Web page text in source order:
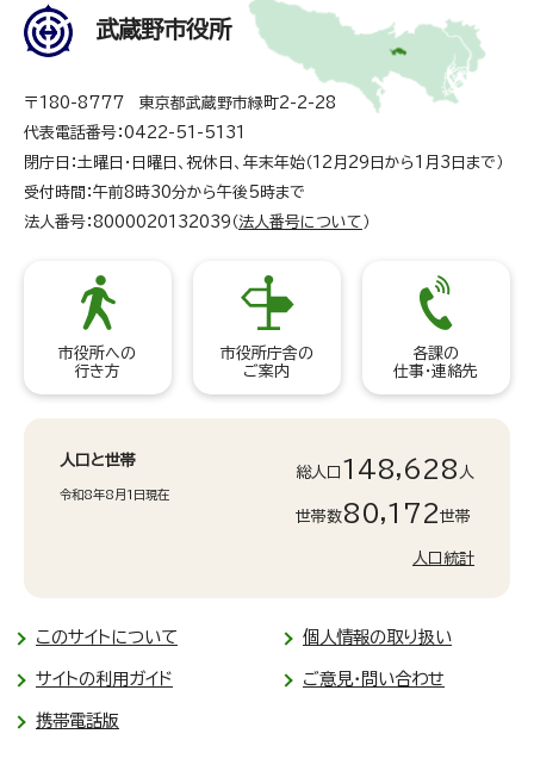
武蔵野市役所
〒180-8777 東京都武蔵野市緑町2-2-28
代表電話番号：0422-51-5131
閉庁日：土曜日・日曜日、祝休日、年末年始（12月29日から1月3日まで）
受付時間：午前8時30分から午後5時まで
法人番号：8000020132039（ 法人番号について ）
市役所への
行き方
市役所庁舎の
ご案内
各課の
仕事・連絡先
人口と世帯
令和8年8月1日現在
総人口 148,628 人
世帯数80,172世帯
人口統計
このサイトについて 個人情報の取り扱い
サイトの利用ガイド ご意見・問い合わせ
携帯電話版